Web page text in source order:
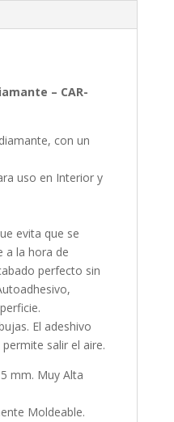
– CAR-
con un
uso en Interior y
evita que se
a la hora de
perfecto sin
El adeshivo
salir el aire.
mm. Muy Alta
Moldeable.